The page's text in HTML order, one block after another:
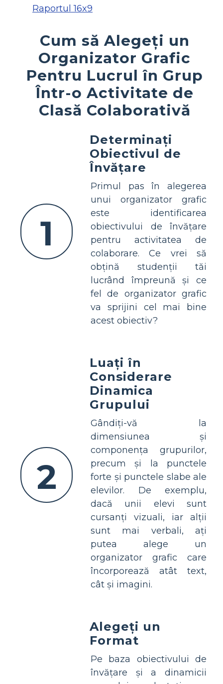
Raportul 16x9
Cum să Alegeți un
Organizator Grafic
Pentru Lucrul în Grup
Într-o Activitate de
Clasă Colaborativă
1
Determinați
Obiectivul de
Învățare
Primul pas în alegerea
unui organizator grafic
este identificarea
obiectivului de învățare
pentru activitatea de
colaborare. Ce vrei să
obțină studenții tăi
lucrând împreună și ce
fel de organizator grafic
va sprijini cel mai bine
acest obiectiv?
2
Luați în
Considerare
Dinamica
Grupului
Gândiți-vă la
dimensiunea și
componența grupurilor,
precum și la punctele
forte și punctele slabe ale
elevilor. De exemplu,
dacă unii elevi sunt
cursanți vizuali, iar alții
sunt mai verbali, ați
putea alege un
organizator grafic care
încorporează atât text,
cât și imagini.
Alegeți un
Format
Pe baza obiectivului de
învățare și a dinamicii